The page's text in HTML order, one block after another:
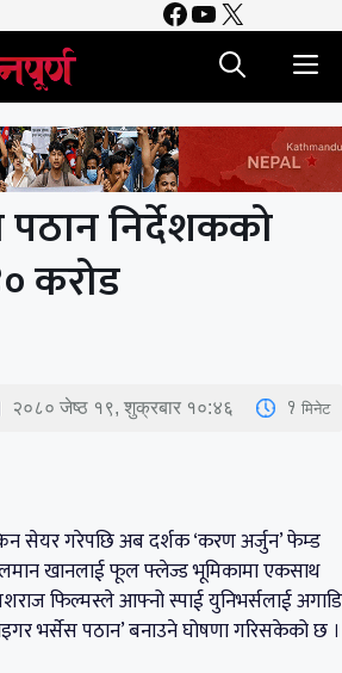
Facebook
YouTube
X
निर्देशकको
करोड
२०८० जेष्ठ १९, शुक्रबार १०:४६ 1 मिनेट
सेयर गरेपछि अब दर्शक ‘करण अर्जुन’ फेम्ड
खानलाई फूल फ्लेज्ड भूमिकामा एकसाथ
फिल्मस्ले आफ्नो स्पाई युनिभर्सलाई अगाडि
भर्सेस पठान’ बनाउने घोषणा गरिसकेको छ ।